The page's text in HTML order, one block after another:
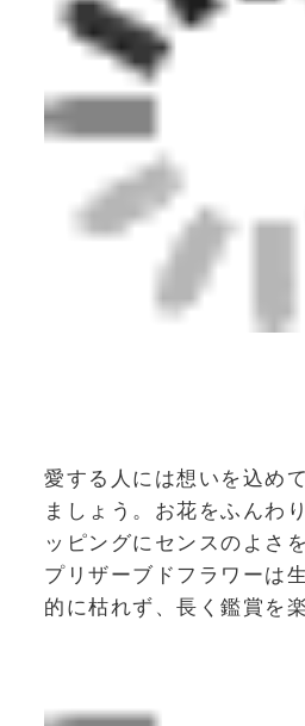
愛する人には想いを込め
ましょう。お花をふんわ
ッピングにセンスのよさ
プリザーブドフラワーは
的に枯れず、長く鑑賞を